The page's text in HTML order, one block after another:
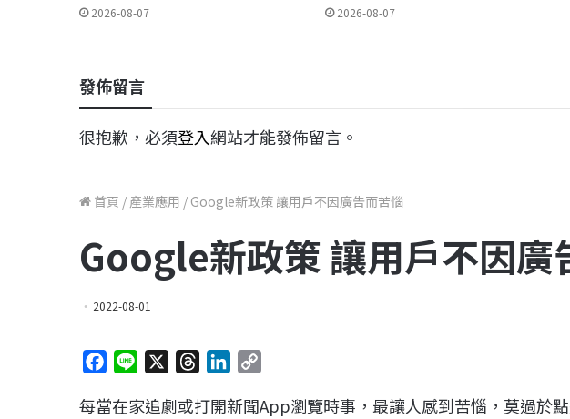
2026-08-07 2026-08-07
發佈留言
很抱歉，必須登入網站才能發佈留言。